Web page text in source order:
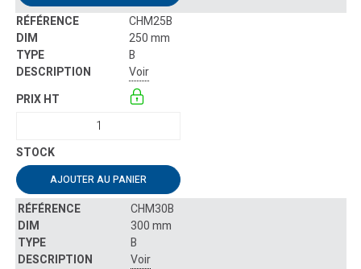
CHM25B
250 mm
B
Voir
AJOUTER AU PANIER
CHM30B
300 mm
B
Voir